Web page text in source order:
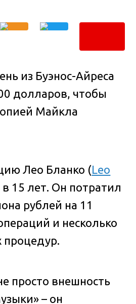
из Буэнос-Айреса
долларов, чтобы
Майкла
Лео Бланко (Leo
в 15 лет. Он потратил
рублей на 11
и несколько
процедур.
просто внешность
– он